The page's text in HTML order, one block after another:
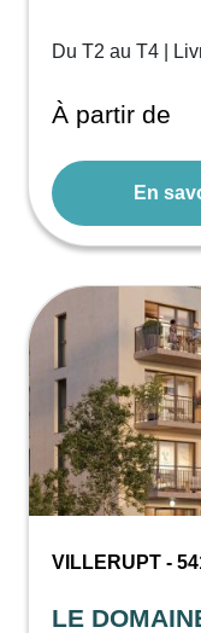
Du T2 au T4 |
À partir de
En
VILLERUPT -
LE